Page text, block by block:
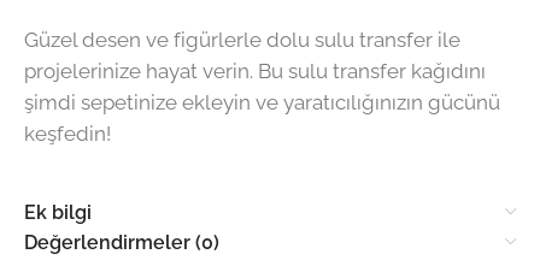
Güzel desen ve figürlerle dolu sulu transfer ile
projelerinize hayat verin. Bu sulu transfer kağıdını
şimdi sepetinize ekleyin ve yaratıcılığınızın gücünü
keşfedin!
Ek bilgi
Değerlendirmeler (0)